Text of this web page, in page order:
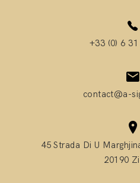
+33 (0) 6
contact@a-
45 Strada Di U
20190